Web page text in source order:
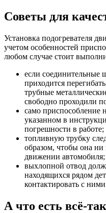
Советы для
Установка подогревателя
учетом особенностей
любом случае стоит
если соединительные
приходится
трубные
свободно проходили
само приспособление
указанном в
погрешности в работе;
топливную трубку
образом, чтобы она ни
движении автомобиля;
выхлопной отвод
находящихся рядом
контактировать с
А что есть всё-